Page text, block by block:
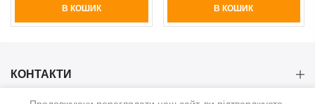
В КОШИК В КОШИК
КОНТАКТИ